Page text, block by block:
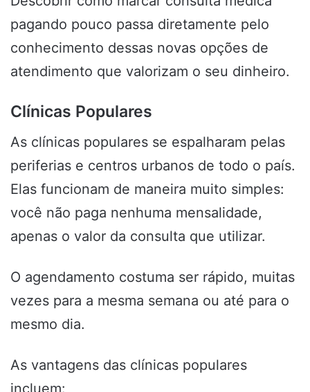
pagando pouco passa diretamente pelo
conhecimento dessas novas opções de
atendimento que valorizam o seu dinheiro.
Clínicas Populares
As clínicas populares se espalharam pelas
periferias e centros urbanos de todo o país.
Elas funcionam de maneira muito simples:
você não paga nenhuma mensalidade,
apenas o valor da consulta que utilizar.
O agendamento costuma ser rápido, muitas
vezes para a mesma semana ou até para o
mesmo dia.
As vantagens das clínicas populares